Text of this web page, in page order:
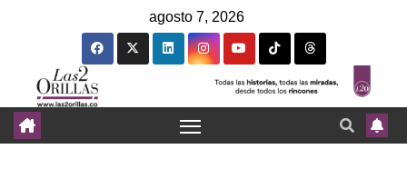
agosto 7, 2026